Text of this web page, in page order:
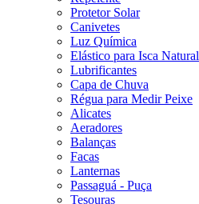
Protetor Solar
Canivetes
Luz Química
Elástico para Isca Natural
Lubrificantes
Capa de Chuva
Régua para Medir Peixe
Alicates
Aeradores
Balanças
Facas
Lanternas
Passaguá - Puça
Tesouras